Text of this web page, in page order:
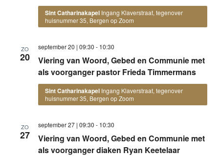
Sint Catharinakapel Ingang Klaverstraat, tegenover
huisnummer 35, Bergen op Zoom
ZO
20
Viering van Woord, Gebed en Communie met
als voorganger pastor Frieda Timmermans
september 20 | 09:30 - 10:30
Sint Catharinakapel Ingang Klaverstraat, tegenover
huisnummer 35, Bergen op Zoom
ZO
27
Viering van Woord, Gebed en Communie met
als voorganger diaken Ryan Keetelaar
september 27 | 09:30 - 10:30